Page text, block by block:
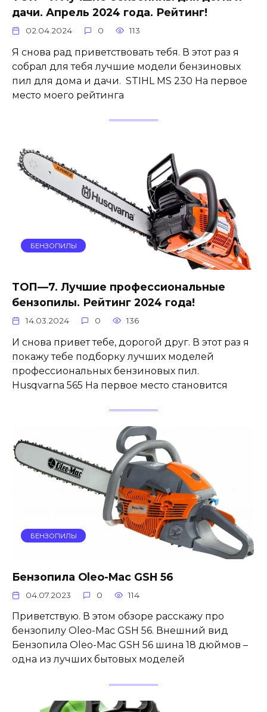
дачи. Апрель 2024 года. Рейтинг!
02.04.2024 0 113
Я снова рад приветствовать тебя. В этот раз я
собрал для тебя лучшие модели бензиновых
пил для дома и дачи. STIHL MS 230 На первое
место моего рейтинга
БЕНЗОПИЛЫ
ТОП—7. Лучшие профессиональные
бензопилы. Рейтинг 2024 года!
14.03.2024 0 136
И снова привет тебе, дорогой друг. В этот раз я
покажу тебе подборку лучших моделей
профессиональных бензиновых пил.
Husqvarna 565 На первое место становится
БЕНЗОПИЛЫ
Бензопила Oleo-Mac GSH 56
04.07.2023 0 114
Приветствую. В этом обзоре расскажу про
бензопилу Oleo-Mac GSH 56. Внешний вид
Бензопила Oleo-Mac GSH 56 шина 18 дюймов –
одна из лучших бытовых моделей